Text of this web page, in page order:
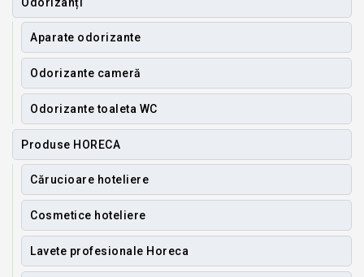
Aparate odorizante
Odorizante cameră
Odorizante toaleta WC
Produse HORECA
Cărucioare hoteliere
Cosmetice hoteliere
Lavete profesionale Horeca